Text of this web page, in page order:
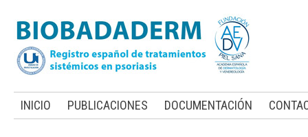
INICIO PUBLICACIONES DOCUMENTACIÓN